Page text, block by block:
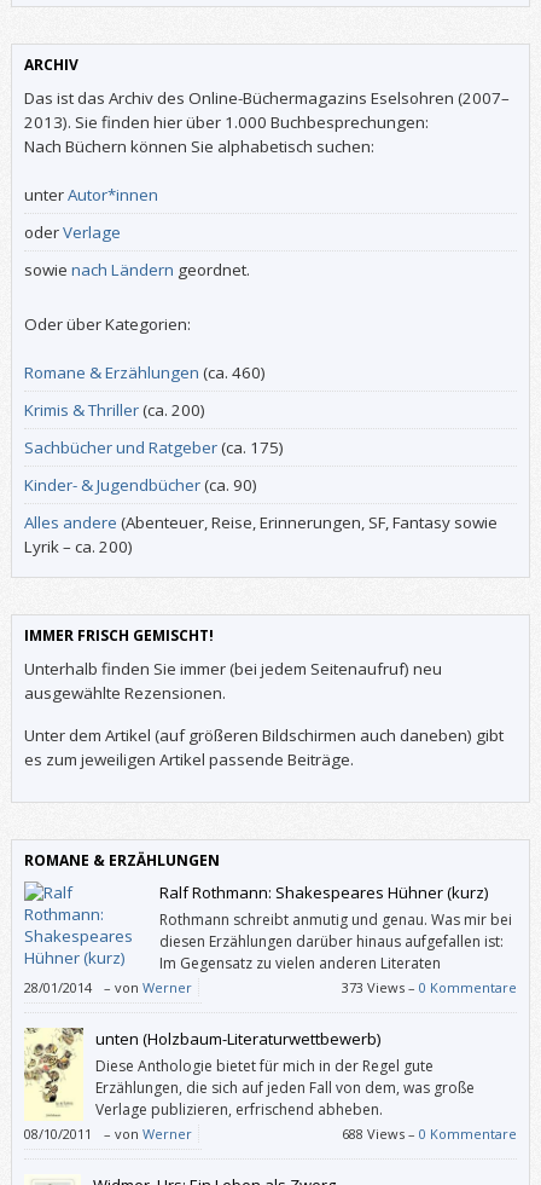
ARCHIV
Das ist das Archiv des Online-Büchermagazins Eselsohren (2007–
2013). Sie finden hier über 1.000 Buchbesprechungen:
Nach Büchern können Sie alphabetisch suchen:
unterAutor*innen
oderVerlage
sowie nach Ländern geordnet.
Oder über Kategorien:
Romane & Erzählungen (ca. 460)
Krimis & Thriller(ca. 200)
Sachbücher und Ratgeber(ca. 175)
Kinder- & Jugendbücher(ca. 90)
Alles andere (Abenteuer, Reise, Erinnerungen, SF, Fantasy sowie
Lyrik – ca. 200)
IMMER FRISCH GEMISCHT!
Unterhalb finden Sie immer (bei jedem Seitenaufruf) neu
ausgewählte Rezensionen.
Unter dem Artikel (auf größeren Bildschirmen auch daneben) gibt
es zum jeweiligen Artikel passende Beiträge.
ROMANE & ERZÄHLUNGEN
Ralf Rothmann: Shakespeares Hühner (kurz)
Rothmann schreibt anmutig und genau. Was mir bei
diesen Erzählungen darüber hinaus aufgefallen ist:
Im Gegensatz zu vielen anderen Literaten
recherchiert er auch.
28/01/2014 – von Werner 373 Views –0 Kommentare
unten (Holzbaum-Literaturwettbewerb)
Diese Anthologie bietet für mich in der Regel gute
Erzählungen, die sich auf jeden Fall von dem, was große
Verlage publizieren, erfrischend abheben.
08/10/2011 – von Werner 688 Views –0 Kommentare